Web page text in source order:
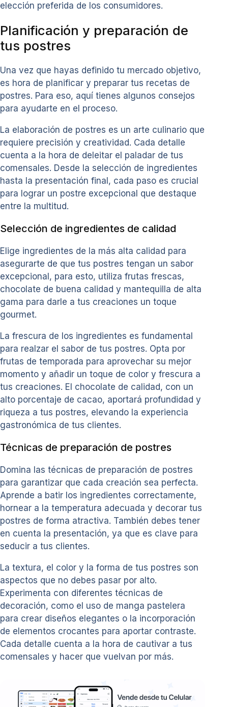
elección preferida de los consumidores.
Planificación y preparación de
tus postres
Una vez que hayas definido tu mercado objetivo,
es hora de planificar y preparar tus recetas de
postres. Para eso, aquí tienes algunos consejos
para ayudarte en el proceso.
La elaboración de postres es un arte culinario que
requiere precisión y creatividad. Cada detalle
cuenta a la hora de deleitar el paladar de tus
comensales. Desde la selección de ingredientes
hasta la presentación final, cada paso es crucial
para lograr un postre excepcional que destaque
entre la multitud.
Selección de ingredientes de calidad
Elige ingredientes de la más alta calidad para
asegurarte de que tus postres tengan un sabor
excepcional, para esto, utiliza frutas frescas,
chocolate de buena calidad y mantequilla de alta
gama para darle a tus creaciones un toque
gourmet.
La frescura de los ingredientes es fundamental
para realzar el sabor de tus postres. Opta por
frutas de temporada para aprovechar su mejor
momento y añadir un toque de color y frescura a
tus creaciones. El chocolate de calidad, con un
alto porcentaje de cacao, aportará profundidad y
riqueza a tus postres, elevando la experiencia
gastronómica de tus clientes.
Técnicas de preparación de postres
Domina las técnicas de preparación de postres
para garantizar que cada creación sea perfecta.
Aprende a batir los ingredientes correctamente,
hornear a la temperatura adecuada y decorar tus
postres de forma atractiva. También debes tener
en cuenta la presentación, ya que es clave para
seducir a tus clientes.
La textura, el color y la forma de tus postres son
aspectos que no debes pasar por alto.
Experimenta con diferentes técnicas de
decoración, como el uso de manga pastelera
para crear diseños elegantes o la incorporación
de elementos crocantes para aportar contraste.
Cada detalle cuenta a la hora de cautivar a tus
comensales y hacer que vuelvan por más.